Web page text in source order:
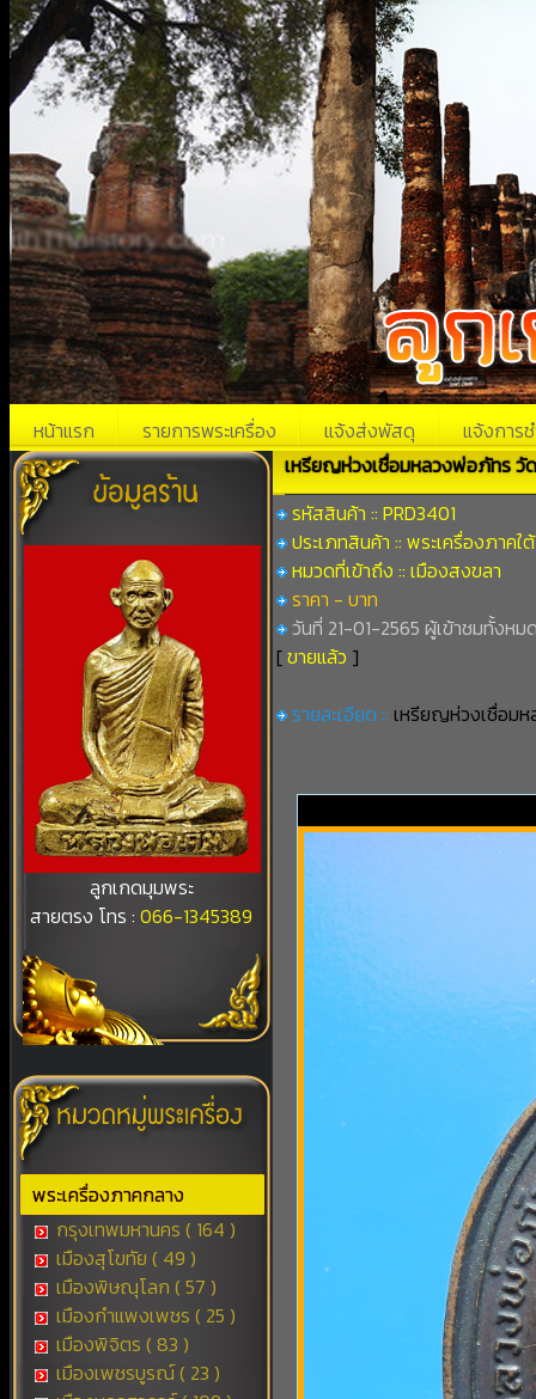
หน้าแรก รายการพระเครื่อง แจ้งส่งพัสดุ แจ้งการช
ลูกเกดมุมพระ
สายตรง โทร :066-1345389
พระเครื่องภาคกลาง
กรุงเทพมหานคร ( 164 )
เมืองสุโขทัย ( 49 )
เมืองพิษณุโลก ( 57 )
เมืองกำแพงเพชร ( 25 )
เมืองพิจิตร ( 83 )
เมืองเพชรบูรณ์ ( 23 )
เหรียญห่วงเชื่อมหลวงพ่อภัทร วั
รหัสสินค้า :: PRD3401
ประเภทสินค้า :: พระเครื่องภาคใต้
หมวดที่เข้าถึง :: เมืองสงขลา
ราคา - บาท
วันที่ 21-01-2565 ผู้เข้าชมทั้งหม
[ขายแล้ว ]
รายละเอียด :: เหรียญห่วงเชื่อม